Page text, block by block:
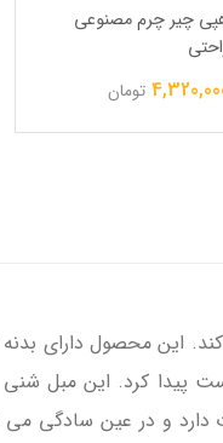
چیر چرم مصنوعی
تومان
کند. این محصول دارای
پیدا کرد. این مبل
دارد و در عین سادگی